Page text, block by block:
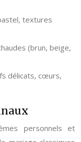
textures
(brun, beige,
délicats, cœurs,
personnels et